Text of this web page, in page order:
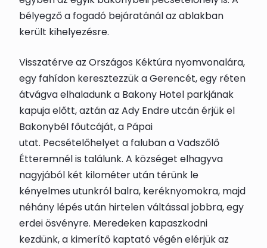
bélyegző a fogadó bejáratánál az ablakban
került kihelyezésre.
Visszatérve az Országos Kéktúra nyomvonalára,
egy fahídon keresztezzük a Gerencét, egy réten
átvágva elhaladunk a Bakony Hotel parkjának
kapuja előtt, aztán az Ady Endre utcán érjük el
Bakonybél főutcáját, a Pápai
utat. Pecsételőhelyet a faluban a Vadszőlő
Étteremnél is találunk. A községet elhagyva
nagyjából két kilométer után térünk le
kényelmes utunkról balra, keréknyomokra, majd
néhány lépés után hirtelen váltással jobbra, egy
erdei ösvényre. Meredeken kapaszkodni
kezdünk, a kimerítő kaptató végén elérjük az